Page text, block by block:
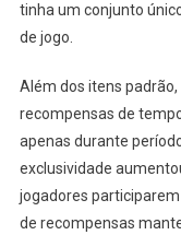
tinha um conjunto
de jogo.
Além dos itens
recompensas de
apenas durante
exclusividade
jogadores
de recompensas